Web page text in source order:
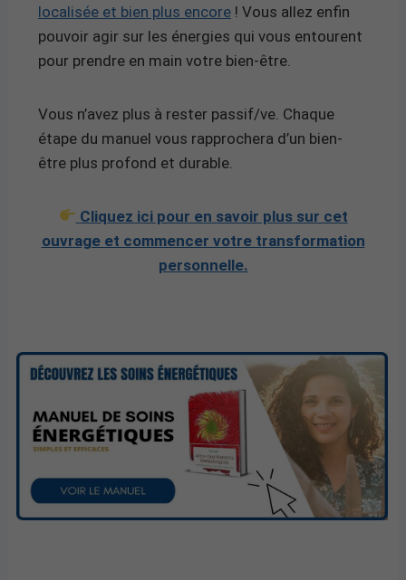
localisée et bien plus encore ! Vous allez enfin
pouvoir agir sur les énergies qui vous entourent
pour prendre en main votre bien-être.
Vous n’avez plus à rester passif/ve. Chaque
étape du manuel vous rapprochera d’un bien-
être plus profond et durable.
Cliquez ici pour en savoir plus sur cet
ouvrage et commencer votre transformation
personnelle.